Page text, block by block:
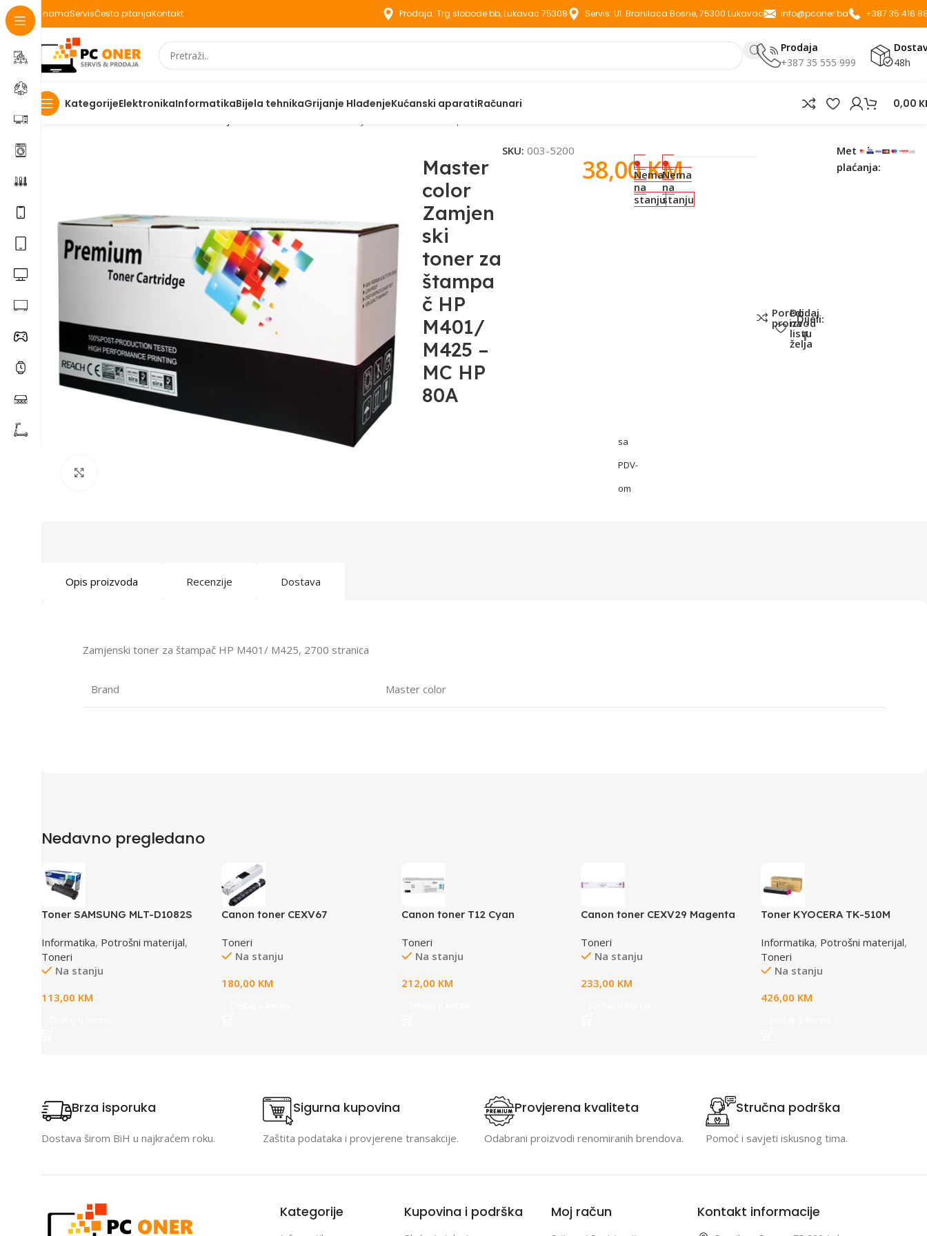
O namaServisČesta pitanjaKontakt Prodaja: Trg slobode bb, Lukavac 75308 Servis: Ul. Branilaca Bosne, 75300 Lukavac info@pconer.ba +387 35 416
Prodaja
+387 35 555 999
48h
KategorijeElektronikaInformatikaBijela tehnikaGrijanje HlađenjeKućanski aparatiRačunari 0,00
Početna
Master
color
Zamjen
ski
toner za
štampa
č HP
M401/
M425 –
MC HP
80A
SKU:003-5200
38,00KM
sa
PDV-
om
Nema
na
stanju
Nema
na
stanju
Poredi
proizvod
Dodaj
na
listu
želja
Dijeli:
Metode
plaćanja:
Opis proizvoda Recenzije Dostava
Zamjenski toner za štampač HP M401/ M425, 2700 stranica
Brand Master color
Nedavno pregledano
Toner SAMSUNG MLT-D1082S
Informatika, Potrošni materijal,
Toneri
Na stanju
113,00 KM
Canon toner CEXV67
Toneri
Na stanju
180,00 KM
Canon toner T12 Cyan
Toneri
Na stanju
212,00 KM
Canon toner CEXV29 Magenta
Toneri
Na stanju
233,00 KM
Toner KYOCERA TK-510M
Informatika, Potrošni materijal,
Toneri
Na stanju
426,00 KM
Brza isporuka
Dostava širom BiH u najkraćem roku.
Sigurna kupovina
Zaštita podataka i provjerene transakcije.
Provjerena kvaliteta
Odabrani proizvodi renomiranih brendova.
Stručna podrška
Pomoć i savjeti iskusnog tima.
Kategorije Kupovina i podrška Moj račun Kontakt informacije